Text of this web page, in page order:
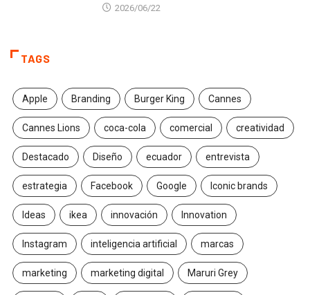
2026/06/22
TAGS
Apple Branding Burger King Cannes
Cannes Lions coca-cola comercial creatividad
Destacado Diseño ecuador entrevista
estrategia Facebook Google Iconic brands
Ideas ikea innovación Innovation
Instagram inteligencia artificial marcas
marketing marketing digital Maruri Grey